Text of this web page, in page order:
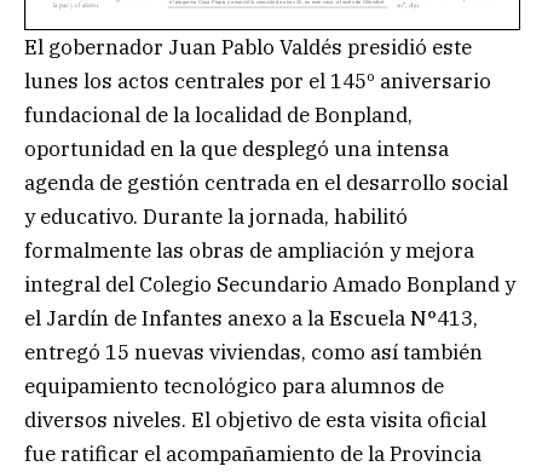
El gobernador Juan Pablo Valdés presidió este
lunes los actos centrales por el 145º aniversario
fundacional de la localidad de Bonpland,
oportunidad en la que desplegó una intensa
agenda de gestión centrada en el desarrollo social
y educativo. Durante la jornada, habilitó
formalmente las obras de ampliación y mejora
integral del Colegio Secundario Amado Bonpland y
el Jardín de Infantes anexo a la Escuela N°413,
entregó 15 nuevas viviendas, como así también
equipamiento tecnológico para alumnos de
diversos niveles. El objetivo de esta visita oficial
fue ratificar el acompañamiento de la Provincia